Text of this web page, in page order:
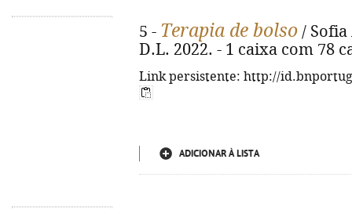
5 - Terapia de bolso / Sofia
D.L. 2022. - 1 caixa com 78
Link persistente: http://
ADICIONAR À LISTA